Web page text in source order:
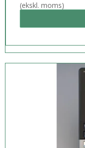
(ekskl. moms)